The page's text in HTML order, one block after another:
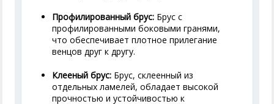
Профилированный брус: Брус с
профилированными боковыми гранями,
что обеспечивает плотное прилегание
венцов друг к другу.
Клееный брус: Брус, склеенный из
отдельных ламелей, обладает высокой
прочностью и устойчивостью к